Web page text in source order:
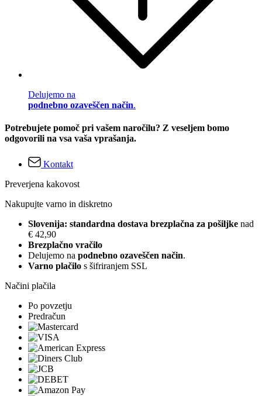
Delujemo na
podnebno ozaveščen način.
Potrebujete pomoč pri vašem naročilu? Z veseljem bomo
odgovorili na vsa vaša vprašanja.
Kontakt
Preverjena kakovost
Nakupujte varno in diskretno
Slovenija: standardna dostava brezplačna za pošiljke nad
€ 42,90
Brezplačno vračilo
Delujemo na podnebno ozaveščen način.
Varno plačilo s šifriranjem SSL
Načini plačila
Po povzetju
Predračun